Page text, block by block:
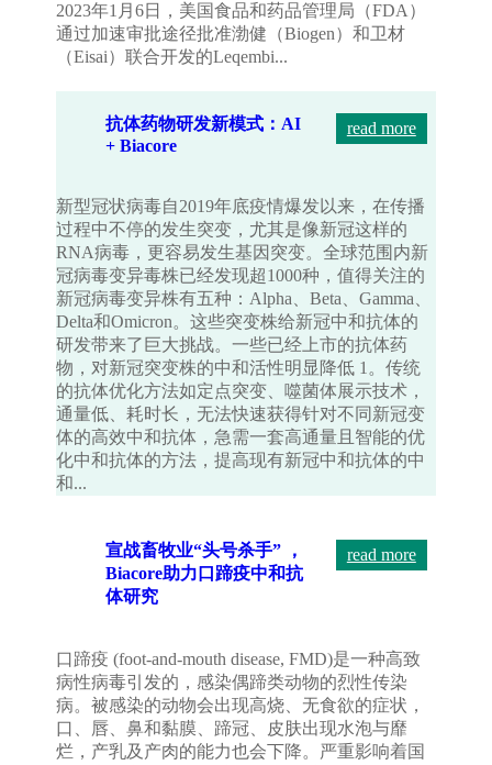
2023年1月6日，美国食品和药品管理局（FDA）
通过加速审批途径批准渤健（Biogen）和卫材
（Eisai）联合开发的Leqembi...
抗体药物研发新模式：AI
+ Biacore
新型冠状病毒自2019年底疫情爆发以来，在传播
过程中不停的发生突变，尤其是像新冠这样的
RNA病毒，更容易发生基因突变。全球范围内新
冠病毒变异毒株已经发现超1000种，值得关注的
新冠病毒变异株有五种：Alpha、Beta、Gamma、
Delta和Omicron。这些突变株给新冠中和抗体的
研发带来了巨大挑战。一些已经上市的抗体药
物，对新冠突变株的中和活性明显降低 1。传统
的抗体优化方法如定点突变、噬菌体展示技术，
通量低、耗时长，无法快速获得针对不同新冠变
体的高效中和抗体，急需一套高通量且智能的优
化中和抗体的方法，提高现有新冠中和抗体的中
和...
read more
宣战畜牧业“头号杀手” ，
Biacore助力口蹄疫中和抗
体研究
口蹄疫 (foot-and-mouth disease, FMD)是一种高致
病性病毒引发的，感染偶蹄类动物的烈性传染
病。被感染的动物会出现高烧、无食欲的症状，
口、唇、鼻和黏膜、蹄冠、皮肤出现水泡与靡
烂，产乳及产肉的能力也会下降。严重影响着国
read more